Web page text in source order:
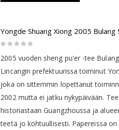
Yongde Shuang Xiong 2005 Bulang
Rating:
0%
2005 vuoden sheng pu'er -tee
Lincangin prefektuurissa toiminut
joka on sittemmin lopettanut
2002 mutta ei jatku nykypäivään.
historiastaan Guangzhoussa ja
teetä jo kohtuullisesti. Papereissa